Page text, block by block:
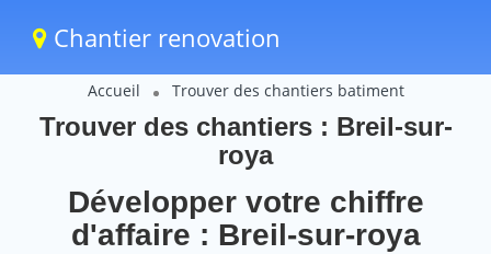
Chantier renovation
Accueil Trouver des chantiers batiment
Trouver des chantiers : Breil-sur-
roya
Développer votre chiffre
d'affaire : Breil-sur-roya